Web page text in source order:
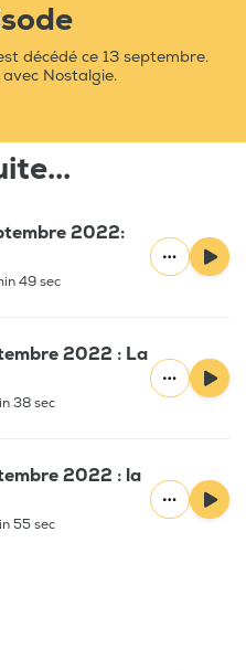
décédé ce 13 septembre.
Nostalgie.
2022:
49 sec
2022 : La
38 sec
2022 : la
55 sec